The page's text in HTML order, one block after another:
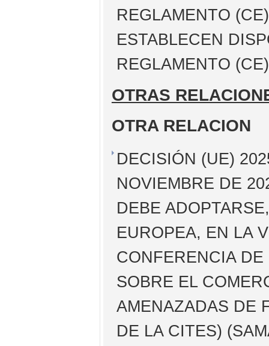
REGLAMENTO
ESTABLECEN
REGLAMENTO
OTRAS
OTRA RELACION
DECISIÓN (UE)
NOVIEMBRE DE
DEBE
EUROPEA, EN LA
CONFERENCIA
SOBRE EL
AMENAZADAS DE
DE LA CITES)